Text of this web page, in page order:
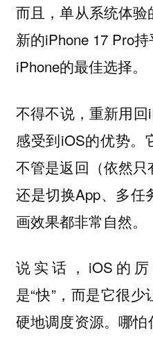
而且，单从系统体
新的iPhone 17 Pro
iPhone的最佳选择。
不得不说，重新用
感受到iOS的优势。
不管是返回（依然只
还是切换App、多任
画效果都非常自然。
说实话，iOS的
是“快”，而是它很
硬地调度资源。哪怕